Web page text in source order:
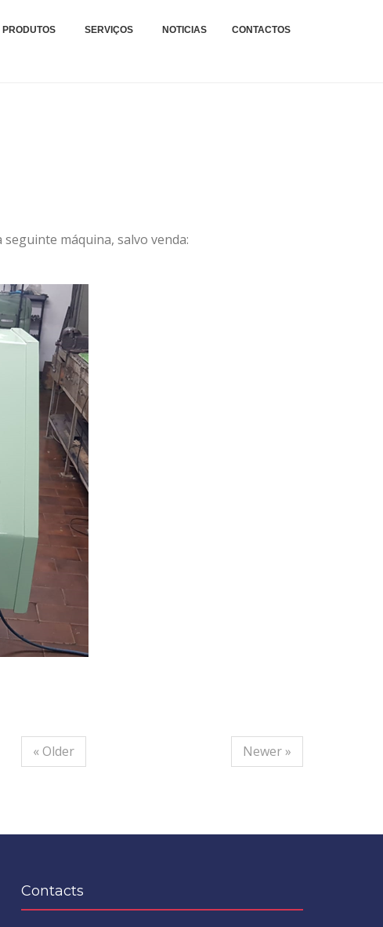
E REPARAÇÕES
PRODUTOS SERVIÇOS NOTICIAS CONTACTOS
máquina, salvo venda:
« Older
Newer »
Contacts